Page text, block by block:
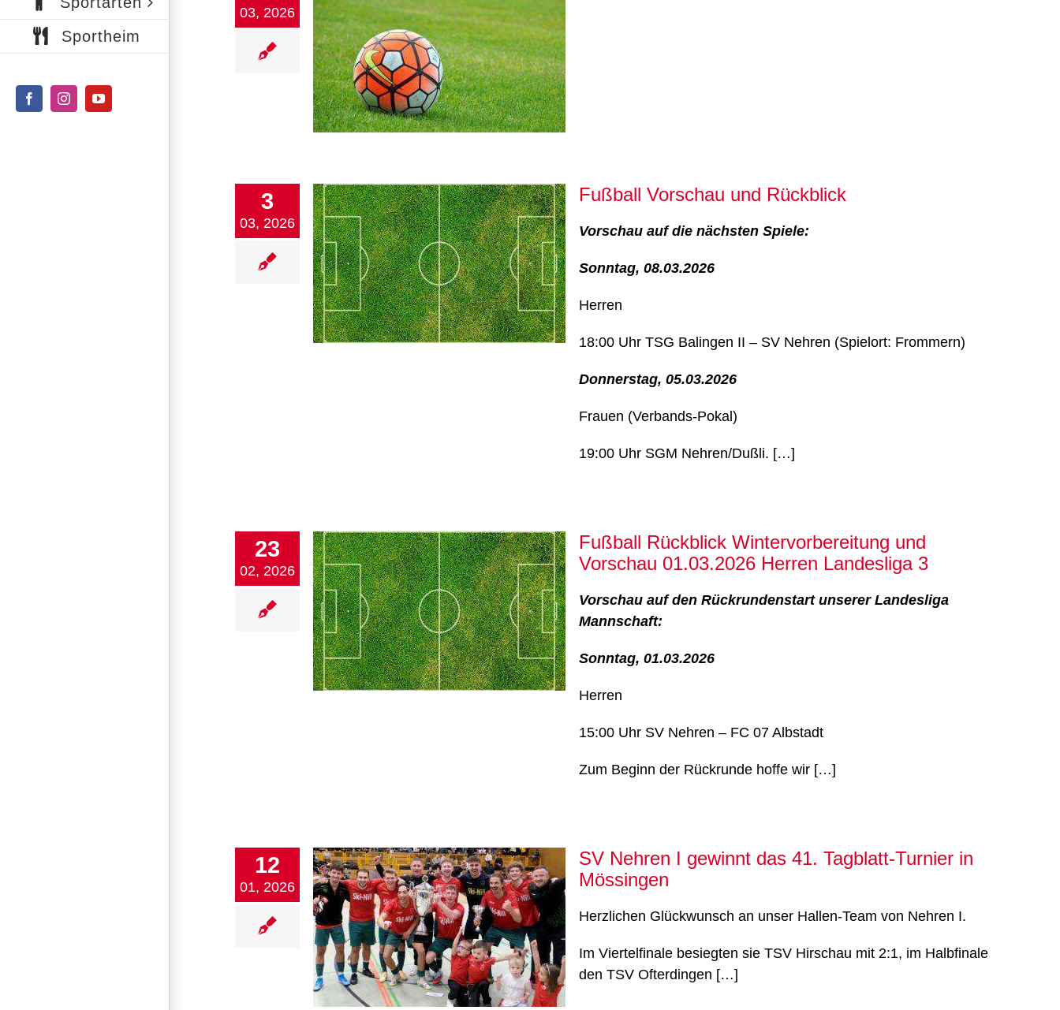
Sportheim
FacebookInstagramYouTube
03, 2026
SV N Aktuell SV-N – FC07 Albstadt
Fußball
3
03, 2026
Fußball Vorschau und Rückblick
Fußball Vorschau und Rückblick
Vorschau auf die nächsten Spiele:
Sonntag, 08.03.2026
Herren
18:00 Uhr TSG Balingen II – SV Nehren (Spielort: Frommern)
Donnerstag, 05.03.2026
Frauen (Verbands-Pokal)
19:00 Uhr SGM Nehren/Dußli. […]
23
02, 2026
Fußball Rückblick Wintervorbereitung
und Vorschau 01.03.2026 Herren
Fußball Rückblick Wintervorbereitung und
Vorschau 01.03.2026 Herren Landesliga 3
Vorschau auf den Rückrundenstart unserer Landesliga
Mannschaft:
Sonntag, 01.03.2026
Herren
15:00 Uhr SV Nehren – FC 07 Albstadt
Zum Beginn der Rückrunde hoffe wir […]
12
01, 2026
SV Nehren I gewinnt das 41. Tagblatt-
SV Nehren I gewinnt das 41. Tagblatt-Turnier in
Mössingen
Herzlichen Glückwunsch an unser Hallen-Team von Nehren I.
Im Viertelfinale besiegten sie TSV Hirschau mit 2:1, im Halbfinale
den TSV Ofterdingen […]